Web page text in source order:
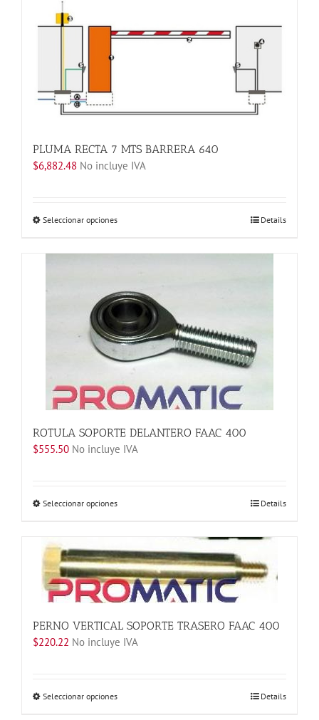
PLUMA RECTA 7 MTS BARRERA 640
$6,882.48 No incluye IVA
Seleccionar opcionesEste
tiene
Las
opciones
se
pueden
elegir
la
página
producto
Details
ROTULA SOPORTE DELANTERO FAAC 400
$555.50 No incluye IVA
Seleccionar opcionesEste
múltiples
variantes.
Las
opciones
pueden
elegir
Details
PERNO VERTICAL SOPORTE TRASERO FAAC 400
$220.22 No incluye IVA
Seleccionar opcionesEste
Details